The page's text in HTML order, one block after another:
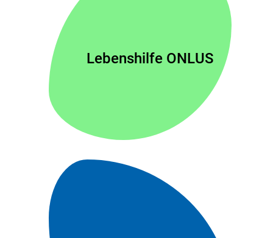
Lebenshilfe ONLUS